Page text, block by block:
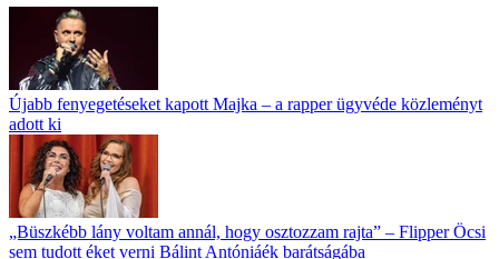
Újabb fenyegetéseket kapott Majka – a rapper ügyvéde közleményt
adott ki
„Büszkébb lány voltam annál, hogy osztozzam rajta” – Flipper Öcsi
sem tudott éket verni Bálint Antóniáék barátságába